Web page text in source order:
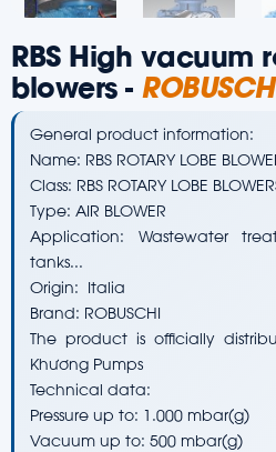
RBS High vacuum
blowers -
General product information:
Name: RBS ROTARY LOBE
Class: RBS ROTARY LOBE
Type: AIR BLOWER
Application: Wastewater
tanks...
Origin: Italia
Brand: ROBUSCHI
The product is officially
Khương Pumps
Technical data:
Pressure up to: 1.000 mbar(g)
Vacuum up to: 500 mbar(g)